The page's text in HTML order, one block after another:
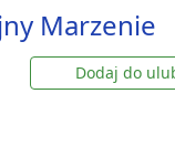
Marzenie
Dodaj do